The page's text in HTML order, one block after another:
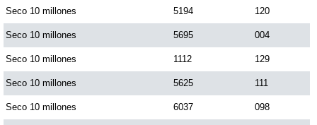
Seco 10 millones 5194 120
Seco 10 millones 5695 004
Seco 10 millones 1112 129
Seco 10 millones 5625 111
Seco 10 millones 6037 098